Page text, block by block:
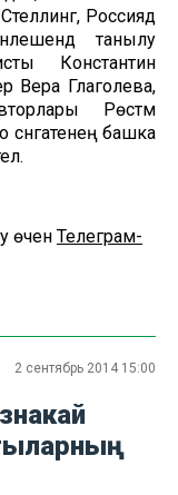
Россиядә
танылу
Константин
Вера Глаголева,
Рөстәм
сәнгатенең башка
өчен Телеграм-
2 сентябрь 2014 15:00